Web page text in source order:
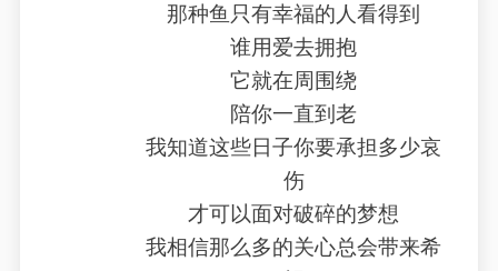
那种鱼只有幸福的人看得到
谁用爱去拥抱
它就在周围绕
陪你一直到老
我知道这些日子你要承担多少哀
伤
才可以面对破碎的梦想
我相信那么多的关心总会带来希